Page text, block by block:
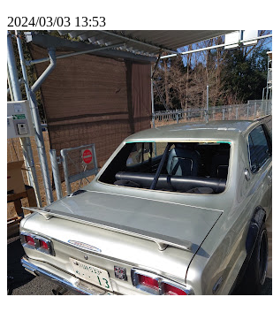
2024/03/03 13:53